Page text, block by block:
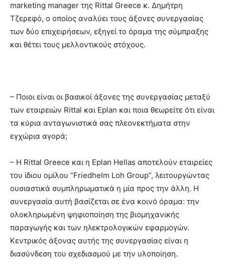
marketing manager της Rittal Greece κ. Δημήτρη
Τζερεφό, ο οποίος αναλύει τους άξονες συνεργασίας
των δύο επιχειρήσεων, εξηγεί το όραμα της σύμπραξης
και θέτει τους μελλοντικούς στόχους.
– Ποιοι είναι οι βασικοί άξονες της συνεργασίας μεταξύ
των εταιρειών Rittal και Eplan και ποια θεωρείτε ότι είναι
τα κύρια ανταγωνιστικά σας πλεονεκτήματα στην
εγχώρια αγορά;
– Η Rittal Greece και η Eplan Hellas αποτελούν εταιρείες
του ίδιου ομίλου “Friedhelm Loh Group”, λειτουργώντας
ουσιαστικά συμπληρωματικά η μία προς την άλλη. Η
συνεργασία αυτή βασίζεται σε ένα κοινό όραμα: την
ολοκληρωμένη ψηφιοποίηση της βιομηχανικής
παραγωγής και των ηλεκτρολογικών εφαρμογών.
Κεντρικός άξονας αυτής της συνεργασίας είναι η
διασύνδεση του σχεδιασμού με την υλοποίηση.